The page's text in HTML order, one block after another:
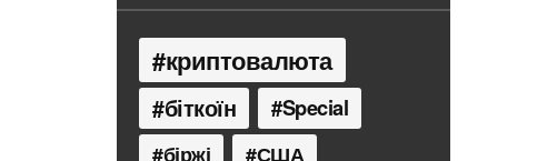
криптовалюта
біткоїн Special
біржі США